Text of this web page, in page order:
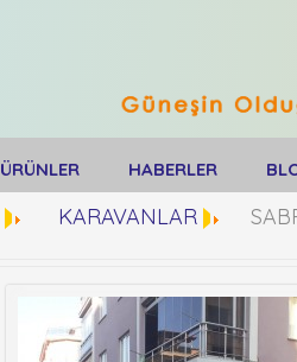
ÜRÜNLER HABERLER
KARAVANLAR